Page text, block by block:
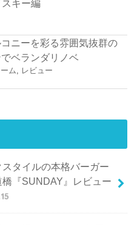
スキー編
コニーを彩る雰囲気抜群の
ベランダリノベ
ム レビュー
タイルの本格バーガー
『SUNDAY』レビュー